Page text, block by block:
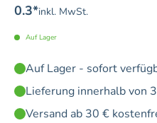
0.3*inkl. MwSt.
Auf Lager
Auf Lager - sofort
Lieferung innerhalb von
Versand ab 30 €